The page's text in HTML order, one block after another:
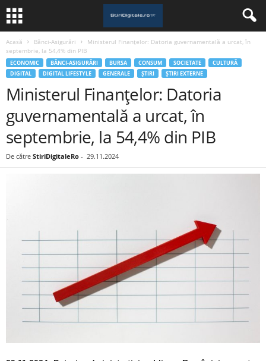
Acasă Bănci-Asigurări
Ministerul Finanțelor: Datoria guvernamentală a urcat, în
septembrie, la 54,4% din PIB
ECONOMIC BĂNCI-ASIGURĂRI BURSA CONSUM SOCIETATE
CULTURĂ
DIGITAL
DIGITAL LIFESTYLE GENERALE ȘTIRI ȘTIRI EXTERNE
Ministerul Finanțelor: Datoria
guvernamentală a urcat, în
septembrie, la 54,4% din PIB
De către StiriDigitaleRo - 29.11.2024